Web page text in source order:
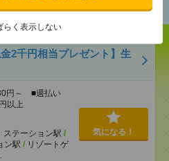
らく表示しない
2千円相当プレゼント】生
円～ ■週払い
以上
ステーション駅 /
ン駅 / リゾートゲ
気になる！